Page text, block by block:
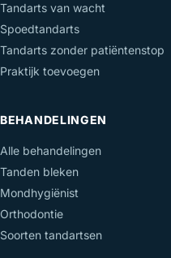
Tandarts van wacht
Spoedtandarts
Tandarts zonder patiëntenstop
Praktijk toevoegen
BEHANDELINGEN
Alle behandelingen
Tanden bleken
Mondhygiënist
Orthodontie
Soorten tandartsen